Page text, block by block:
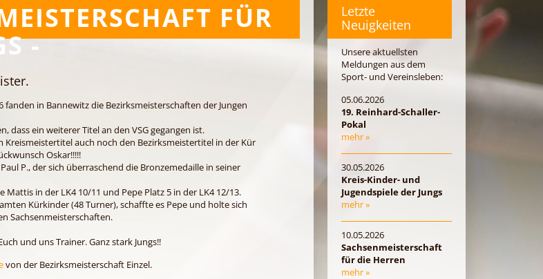
FÜR
-
fanden in Bannewitz die Bezirksmeisterschaften der Jungen
dass ein weiterer Titel an den VSG gegangen ist.
Kreismeistertitel auch noch den Bezirksmeistertitel in der Kür
Oskar!!!!!
P., der sich überraschend die Bronzemedaille in seiner
Mattis in der LK4 10/11 und Pepe Platz 5 in der LK4 12/13.
Kürkinder (48 Turner), schaffte es Pepe und holte sich
Sachsenmeisterschaften.
und uns Trainer. Ganz stark Jungs!!
von der Bezirksmeisterschaft Einzel.
Letzte
Neuigkeiten
Unsere aktuellsten
Meldungen aus dem
Sport- und Vereinsleben:
05.06.2026
19. Reinhard-Schaller-
Pokal
mehr »
30.05.2026
Kreis-Kinder- und
Jugendspiele der Jungs
mehr »
10.05.2026
Sachsenmeisterschaft
für die Herren
mehr »